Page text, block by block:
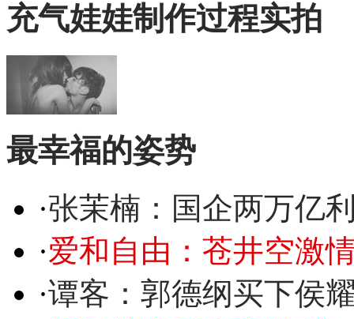
充气娃娃制作过程实拍
最幸福的姿势
·张茉楠：国企两万亿
·爱和自由：苍井空激
·谭客：郭德纲买下侯